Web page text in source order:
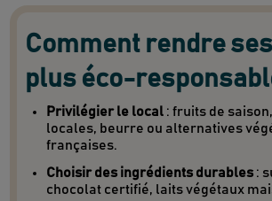
Comment rendre
plus éco-
Privilégier le local: fruits de
locales, beurre ou alternatives
françaises.
Choisir des ingrédients durables:
chocolat certifié, laits végétaux